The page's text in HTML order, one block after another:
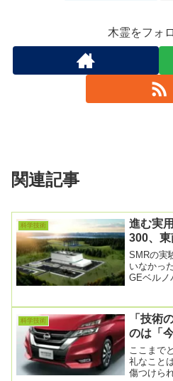
木霊をフォ
関連記事
科学技術
進む実
300、
SMRの実
いなかっ
GEベルノ
科学技術
「技術
のは「
ここまで
礼なこと
傷つけら